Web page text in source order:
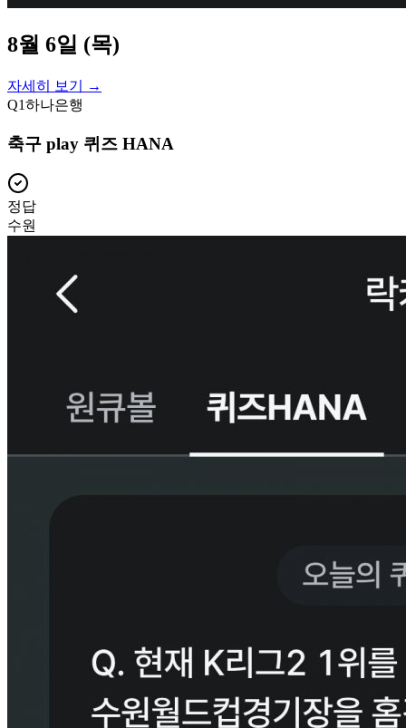
8월 6일 (목)
자세히 보기 →
Q1하나은행
축구 play 퀴즈 HANA
정답
수원